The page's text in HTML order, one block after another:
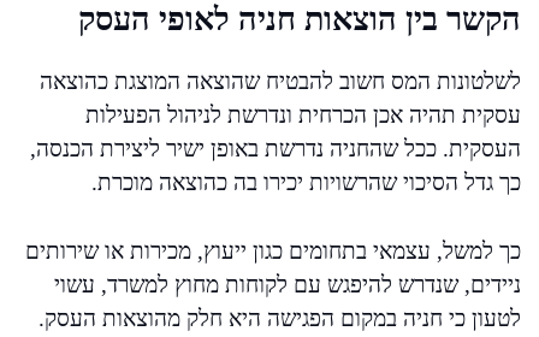
הקשר בין הוצאות חניה לאופי העסק
לשלטונות המס חשוב להבטיח שהוצאה המוצגת כהוצאה
עסקית תהיה אכן הכרחית ונדרשת לניהול הפעילות
העסקית. ככל שהחניה נדרשת באופן ישיר ליצירת הכנסה,
כך גדל הסיכוי שהרשויות יכירו בה כהוצאה מוכרת.
כך למשל, עצמאי בתחומים כגון ייעוץ, מכירות או שירותים
ניידים, שנדרש להיפגש עם לקוחות מחוץ למשרד, עשוי
לטעון כי חניה במקום הפגישה היא חלק מהוצאות העסק.